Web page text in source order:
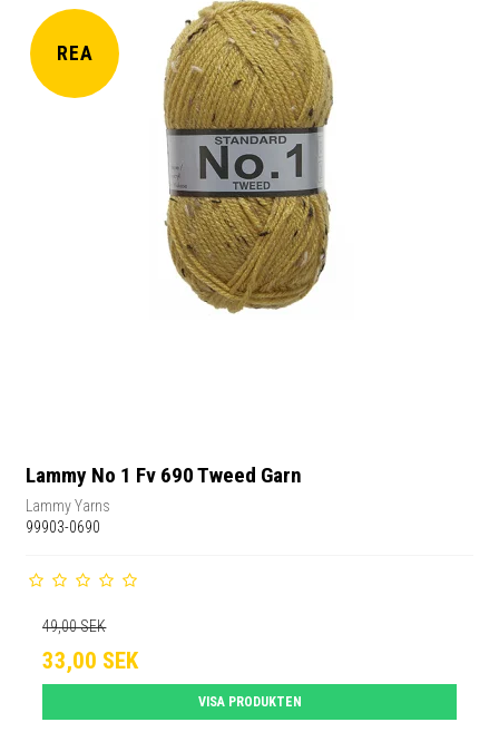
REA
Lammy No 1 Fv 690 Tweed Garn
Lammy Yarns
99903-0690
49,00 SEK
33,00 SEK
VISA PRODUKTEN